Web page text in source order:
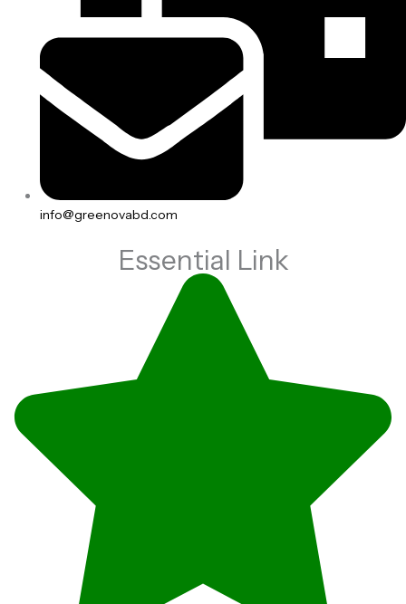
info@greenovabd.com
Essential Link